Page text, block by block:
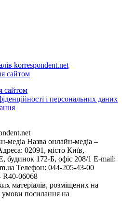
korrespondent.net
сайтом
сайтом
і персональних даних
медіа Назва онлайн-медіа –
02091, місто Київ,
172-Б, офіс 208/1 E-mail:
Телефон: 044-205-43-00
R40-06068
матеріалів, розміщених на
умови посилання на